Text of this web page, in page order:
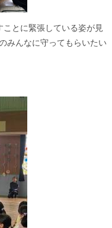
とに緊張している姿が見
みんなに守ってもらいたい